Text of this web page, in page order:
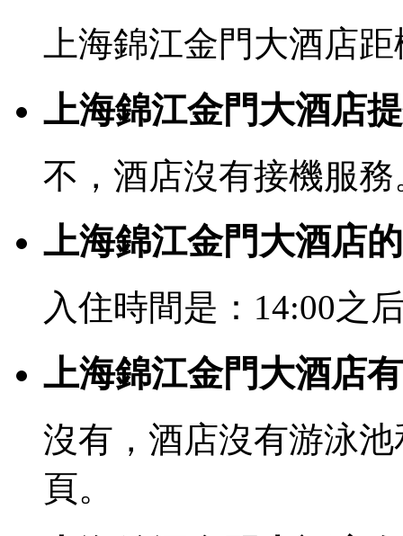
上海錦江金門大酒店
上海錦江金門大酒店
不，酒店沒有接機服務
上海錦江金門大酒店
入住時間是：14:00之
上海錦江金門大酒店
沒有，酒店沒有游泳
頁。